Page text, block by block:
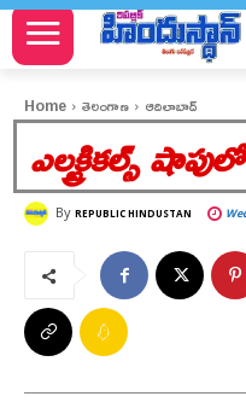
Home తెలంగాణ ఆదిలాబాద్
ఎలక్ట్రికల్స్
By REPUBLIC HINDUSTAN